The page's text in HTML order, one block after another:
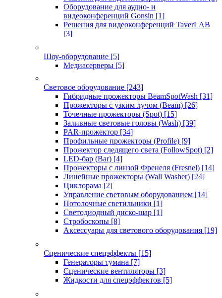
Оборудование для аудио- и
видеоконференций Gonsin [1]
Решения для видеоконференций TaverLAB
[3]
Шоу-оборудование [5]
Медиасерверы [5]
Световое оборудование [243]
Гибридные прожекторы BeamSpotWash [31]
Прожекторы с узким лучом (Beam) [26]
Точечные прожекторы (Spot) [15]
Заливные световые головы (Wash) [39]
PAR-прожектор [34]
Профильные прожекторы (Profile) [9]
Прожектор следящего света (FollowSpot) [2]
LED-бар (Bar) [4]
Прожекторы с линзой Френеля (Fresnel) [14]
Линейные прожекторы (Wall Washer) [24]
Циклорама [2]
Управление световым оборудованием [14]
Потолочные светильники [1]
Светодиодный диско-шар [1]
Стробоскопы [8]
Аксессуары для светового оборудования [19]
Сценические спецэффекты [15]
Генераторы тумана [7]
Сценические вентиляторы [3]
Жидкости для спецэффектов [5]